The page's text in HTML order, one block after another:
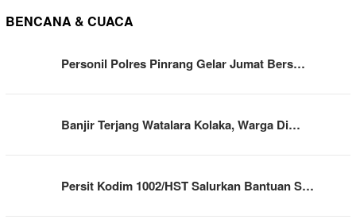
BENCANA & CUACA
Personil Polres Pinrang Gelar Jumat Bers…
Banjir Terjang Watalara Kolaka, Warga Di…
Persit Kodim 1002/HST Salurkan Bantuan S…